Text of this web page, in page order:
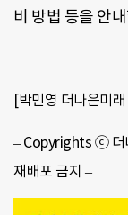
비 방법 등을 안
[박민영 더나은미
– Copyrights ⓒ 더
재배포 금지 –